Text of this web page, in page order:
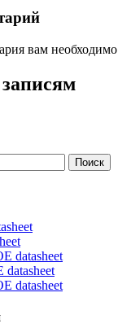
вам необходимо
datasheet
datasheet